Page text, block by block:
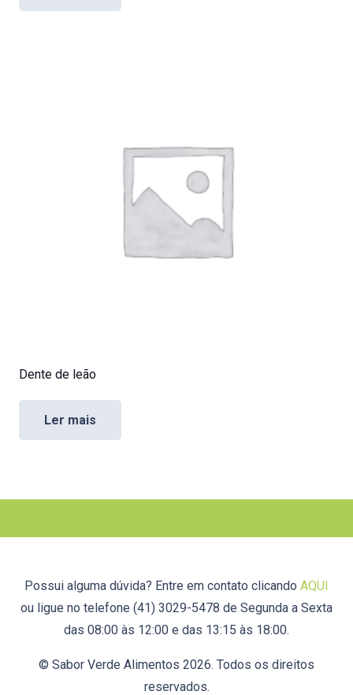
Dente de leão
Ler mais
Possui alguma dúvida? Entre em contato clicando AQUI
ou ligue no telefone (41) 3029-5478 de Segunda a Sexta
das 08:00 às 12:00 e das 13:15 às 18:00.
© Sabor Verde Alimentos 2026. Todos os direitos
reservados.